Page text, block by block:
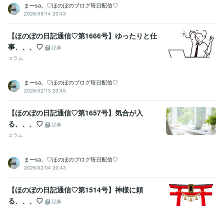
まーsa。♡ほのぼのブログ毎日配信♡
2026/05/14 20:43
【ほのぼの日記通信♡第1666号】ゆったりと仕
事、、、♡
記事
コラム
まーsa。♡ほのぼのブログ毎日配信♡
2026/02/13 20:45
【ほのぼの日記通信♡第1657号】気合が入
る、、、♡
記事
コラム
まーsa。♡ほのぼのブログ毎日配信♡
2026/02/04 20:43
【ほのぼの日記通信♡第1514号】神様に頼
る、、、♡
記事